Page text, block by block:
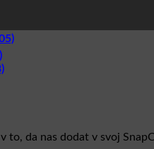
to, da nas dodat v svoj